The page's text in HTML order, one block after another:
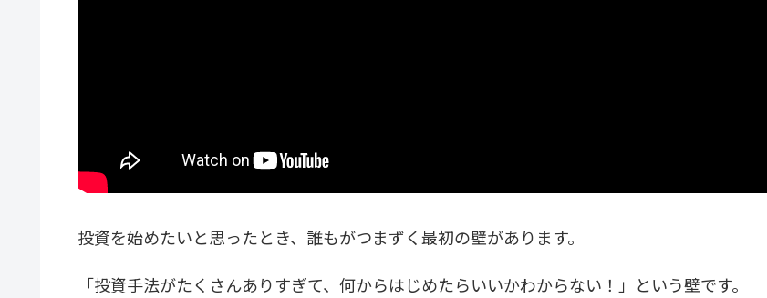
投資を始めたいと思ったとき、誰もがつまずく最初の壁があります。
「投資手法がたくさんありすぎて、何からはじめたらいいかわからない！」という壁です。